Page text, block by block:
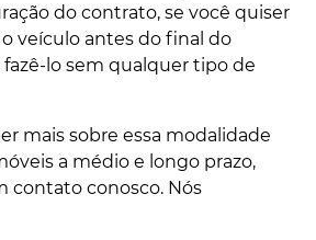
do contrato, se você quiser
veículo antes do final do
lo sem qualquer tipo de
mais sobre essa modalidade
a médio e longo prazo,
contato conosco. Nós